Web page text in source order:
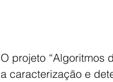
O projeto “Algoritmos
a caracterização e